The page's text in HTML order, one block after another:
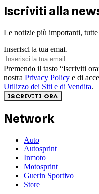
Iscriviti alla
Le notizie più importanti, tutte
Inserisci la tua email
Premendo il tasto “Iscriviti
nostra Privacy Policy e di
Utilizzo dei Siti e di Vendita.
ISCRIVITI ORA
Network
Auto
Autosprint
Inmoto
Motosprint
Guerin Sportivo
Store